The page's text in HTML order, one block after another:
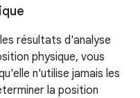
résultats d'analyse
physique, vous
n'utilise jamais les
la position